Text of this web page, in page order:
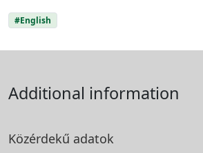
#English
Additional information
Közérdekű adatok